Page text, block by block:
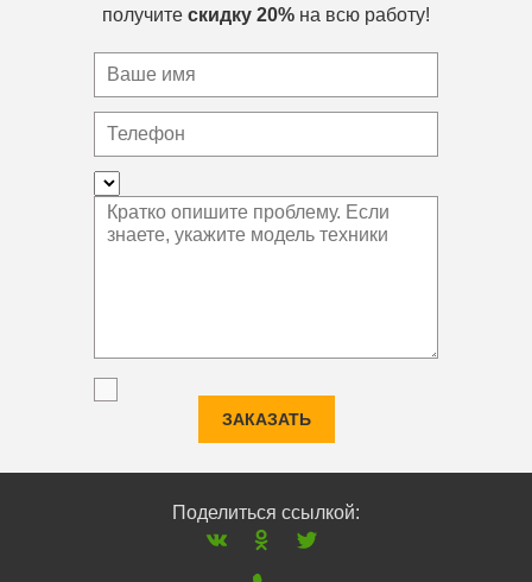
получите скидку 20% на всю работу!
ЗАКАЗАТЬ
Поделиться ссылкой: